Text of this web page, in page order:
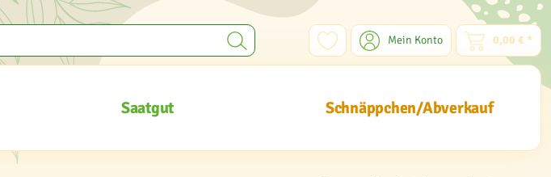
Mein Konto 0,00 € *
Saatgut Schnäppchen/Abverkauf